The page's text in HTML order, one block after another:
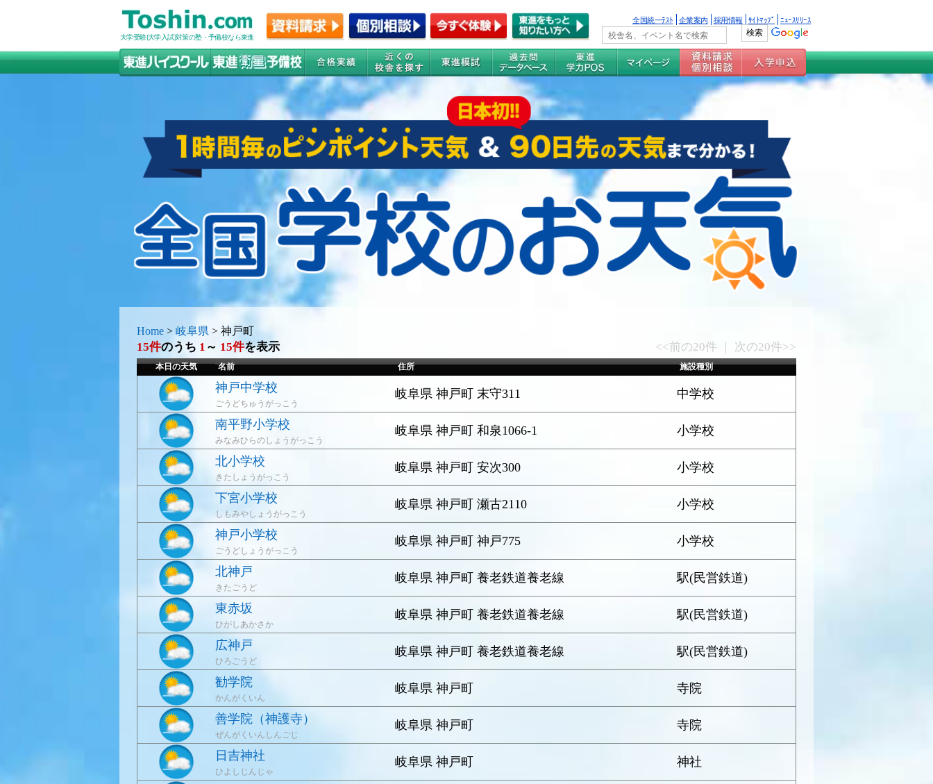
大学受験(大学入試)対策の塾・予備校なら東進
全国統一ﾃｽﾄ 企業案内 採用情報 ｻｲﾄﾏｯﾌﾟ ﾆｭｰｽﾘﾘｰｽ
Home > 岐阜県 > 神戸町
15件のうち 1 ～ 15件を表示 <<前の20件 ｜ 次の20件>>
本日の天気 名前 住所 施設種別
神戸中学校
ごうどちゅうがっこう
岐阜県 神戸町 末守311 中学校
南平野小学校
みなみひらのしょうがっこう
岐阜県 神戸町 和泉1066-1 小学校
北小学校
きたしょうがっこう
岐阜県 神戸町 安次300 小学校
下宮小学校
しもみやしょうがっこう
岐阜県 神戸町 瀬古2110 小学校
神戸小学校
ごうどしょうがっこう
岐阜県 神戸町 神戸775 小学校
北神戸
きたごうど
岐阜県 神戸町 養老鉄道養老線 駅(民営鉄道)
東赤坂
ひがしあかさか
岐阜県 神戸町 養老鉄道養老線 駅(民営鉄道)
広神戸
ひろごうど
岐阜県 神戸町 養老鉄道養老線 駅(民営鉄道)
勧学院
かんがくいん
岐阜県 神戸町 寺院
善学院（神護寺）
ぜんがくいんしんごじ
岐阜県 神戸町 寺院
日吉神社
ひよしじんじゃ
岐阜県 神戸町 神社